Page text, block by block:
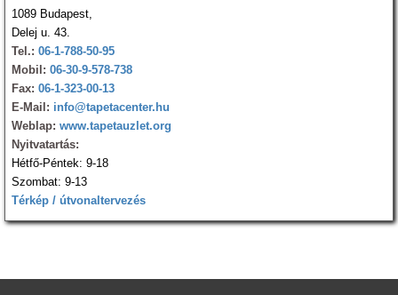
1089 Budapest,
Delej u. 43.
Tel.: 06-1-788-50-95
Mobil: 06-30-9-578-738
Fax: 06-1-323-00-13
E-Mail: info@tapetacenter.hu
Weblap: www.tapetauzlet.org
Nyitvatartás:
Hétfő-Péntek: 9-18
Szombat: 9-13
Térkép / útvonaltervezés